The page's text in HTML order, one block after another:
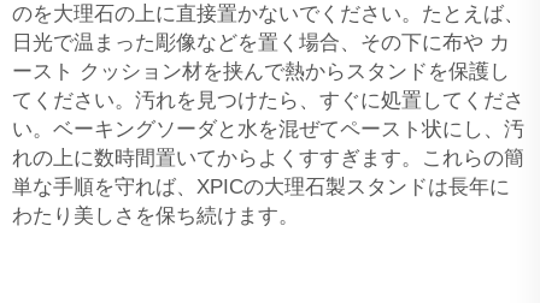
のを大理石の上に直接置かないでください。たとえば、
日光で温まった彫像などを置く場合、その下に布や カ
ースト クッション材を挟んで熱からスタンドを保護し
てください。汚れを見つけたら、すぐに処置してくださ
い。ベーキングソーダと水を混ぜてペースト状にし、汚
れの上に数時間置いてからよくすすぎます。これらの簡
単な手順を守れば、XPICの大理石製スタンドは長年に
わたり美しさを保ち続けます。